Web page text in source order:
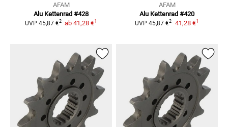
AFAM
Alu Kettenrad #428
UVP 45,87 €2 ab 41,28 €1
AFAM
Alu Kettenrad #420
UVP 45,87 €2 41,28 €1